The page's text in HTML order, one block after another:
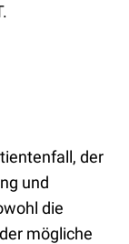
der
und
die
mögliche